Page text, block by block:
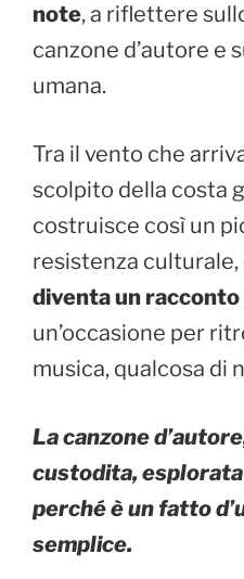
note, a riflettere
canzone d’autore e
umana.
Tra il vento che
scolpito della costa
costruisce così un
resistenza culturale,
diventa un racconto
un’occasione per
musica, qualcosa di
La canzone
custodita,
perché è un fatto
semplice.